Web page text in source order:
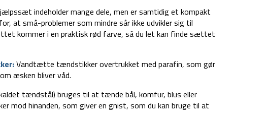
indeholder mange dele, men er samtidig et kompakt
små-problemer som mindre sår ikke udvikler sig til
kommer i en praktisk rød farve, så du let kan finde sættet
Vandtætte tændstikker overtrukket med parafin, som gør
æsken bliver våd.
tændstål) bruges til at tænde bål, komfur, blus eller
mod hinanden, som giver en gnist, som du kan bruge til at